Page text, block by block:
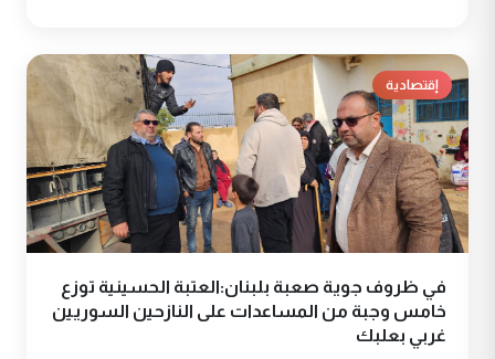
إقتصادية
في ظروف جوية صعبة بلبنان:العتبة الحسينية توزع
خامس وجبة من المساعدات على النازحين السوريين
غربي بعلبك